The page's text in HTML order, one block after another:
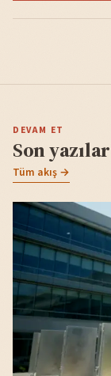
DEVAM ET
Son yazılar
Tüm akış →